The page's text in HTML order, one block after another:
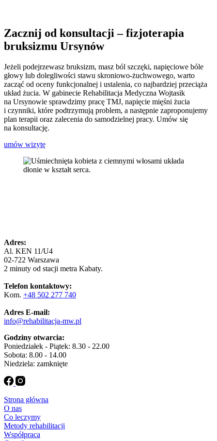
Zacznij od konsultacji – fizjoterapia
bruksizmu Ursynów
Jeżeli podejrzewasz bruksizm, masz ból szczęki, napięciowe bóle
głowy lub dolegliwości stawu skroniowo-żuchwowego, warto
zacząć od oceny funkcjonalnej i ustalenia, co najbardziej przeciąża
układ żucia. W gabinecie Rehabilitacja Medyczna Wojtasik
na Ursynowie sprawdzimy pracę TMJ, napięcie mięśni żucia
i czynniki, które podtrzymują problem, a następnie zaproponujemy
plan terapii oraz zalecenia do samodzielnej pracy. Umów się
na konsultację.
umów wizytę
Adres:
Al. KEN 11/U4
02-722 Warszawa
2 minuty od stacji metra Kabaty.
Telefon kontaktowy:
Kom. +48 502 277 740
Adres E-mail:
info@rehabilitacja-mw.pl
Godziny otwarcia:
Poniedziałek - Piątek: 8.30 - 22.00
Sobota: 8.00 - 14.00
Niedziela: zamknięte
Strona główna
O nas
Co leczymy
Metody rehabilitacji
Współpraca